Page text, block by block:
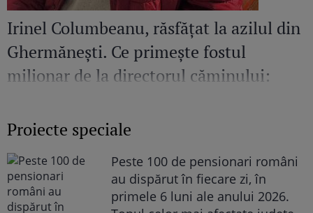
Irinel Columbeanu, răsfățat la azilul din
Ghermănești. Ce primește fostul
milionar de la directorul căminului:
Proiecte speciale
Peste 100 de pensionari români
au dispărut în fiecare zi, în
primele 6 luni ale anului 2026.